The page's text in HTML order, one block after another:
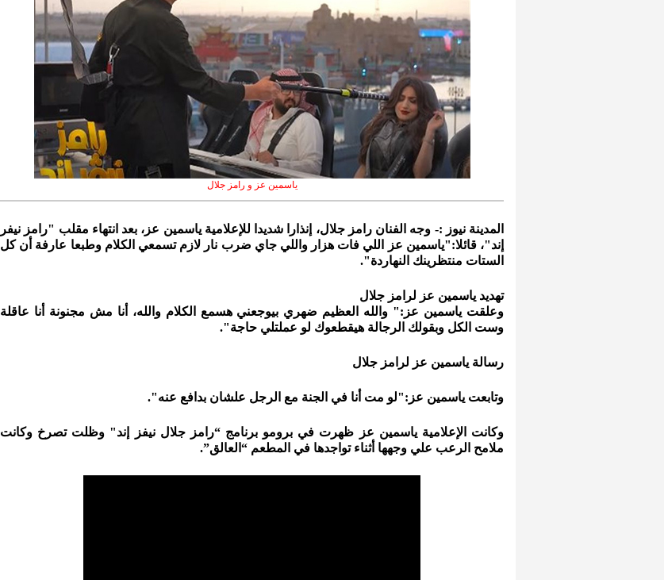
ياسمين عز و رامز جلال
المدينة نيوز :- وجه الفنان رامز جلال، إنذارا شديدا للإعلامية ياسمين عز، بعد انتهاء مقلب "رامز نيفر
إند"، قائلا:"ياسمين عز اللي فات هزار واللي جاي ضرب نار لازم تسمعي الكلام وطبعا عارفة أن كل
الستات منتظرينك النهاردة".
تهديد ياسمين عز لرامز جلال
وعلقت ياسمين عز:" والله العظيم ضهري بيوجعني هسمع الكلام والله، أنا مش مجنونة أنا عاقلة
وست الكل وبقولك الرجالة هيقطعوك لو عملتلي حاجة".
رسالة ياسمين عز لرامز جلال
وتابعت ياسمين عز:"لو مت أنا في الجنة مع الرجل علشان بدافع عنه".
وكانت الإعلامية ياسمين عز ظهرت في برومو برنامج “رامز جلال نيفز إند" وظلت تصرخ وكانت
ملامح الرعب علي وجهها أثناء تواجدها في المطعم “العالق”.